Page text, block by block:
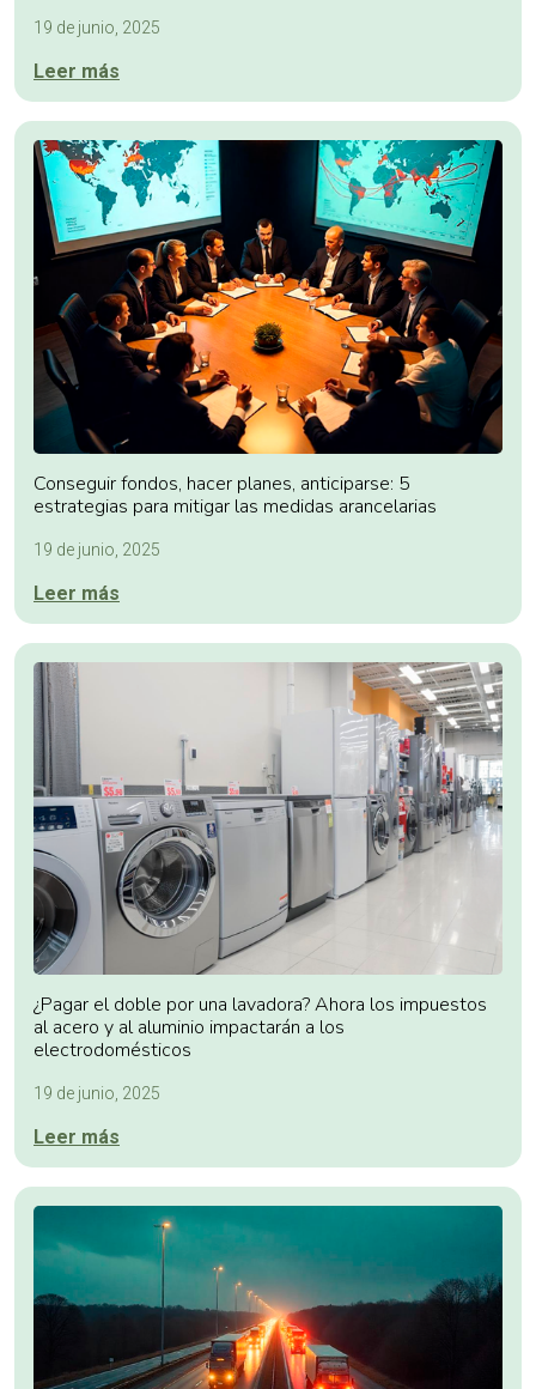
19 de junio, 2025
Leer más
Conseguir fondos, hacer planes, anticiparse: 5
estrategias para mitigar las medidas arancelarias
19 de junio, 2025
Leer más
¿Pagar el doble por una lavadora? Ahora los impuestos
al acero y al aluminio impactarán a los
electrodomésticos
19 de junio, 2025
Leer más